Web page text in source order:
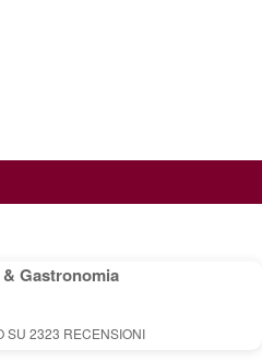
Gastronomia
SU 2323 RECENSIONI